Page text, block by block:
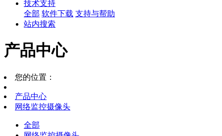
技术支持
全部 软件下载 支持与帮助
站内搜索
产品中心
您的位置：
产品中心
网络监控摄像头
全部